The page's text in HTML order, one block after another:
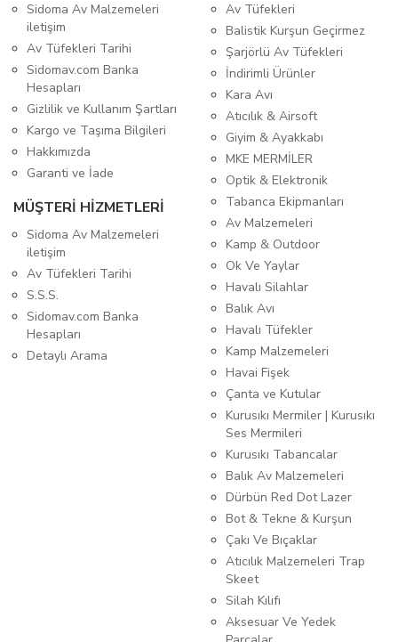
Sidoma Av Malzemeleri
iletişim
Av Tüfekleri Tarihi
Sidomav.com Banka
Hesapları
Gizlilik ve Kullanım Şartları
Kargo ve Taşıma Bilgileri
Hakkımızda
Garanti ve İade
MÜŞTERİ HİZMETLERİ
Sidoma Av Malzemeleri
iletişim
Av Tüfekleri Tarihi
S.S.S.
Sidomav.com Banka
Hesapları
Detaylı Arama
Av Tüfekleri
Balistik Kurşun Geçirmez
Şarjörlü Av Tüfekleri
İndirimli Ürünler
Kara Avı
Atıcılık & Airsoft
Giyim & Ayakkabı
MKE MERMİLER
Optik & Elektronik
Tabanca Ekipmanları
Av Malzemeleri
Kamp & Outdoor
Ok Ve Yaylar
Havalı Silahlar
Balık Avı
Havalı Tüfekler
Kamp Malzemeleri
Havai Fişek
Çanta ve Kutular
Kurusıkı Mermiler | Kurusıkı
Ses Mermileri
Kurusıkı Tabancalar
Balık Av Malzemeleri
Dürbün Red Dot Lazer
Bot & Tekne & Kurşun
Çakı Ve Bıçaklar
Atıcılık Malzemeleri Trap
Skeet
Silah Kılıfı
Aksesuar Ve Yedek